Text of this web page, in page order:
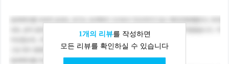
1개의 리뷰를 작성하면
모든 리뷰를 확인하실 수 있습니다